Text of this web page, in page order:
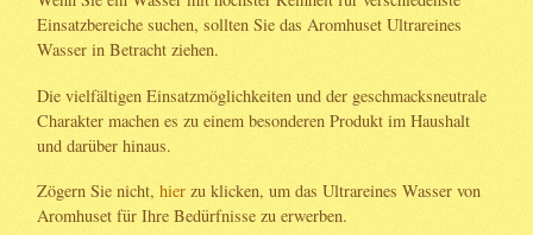
Einsatzbereiche suchen, sollten Sie das Aromhuset Ultrareines
Wasser in Betracht ziehen.
Die vielfältigen Einsatzmöglichkeiten und der geschmacksneutrale
Charakter machen es zu einem besonderen Produkt im Haushalt
und darüber hinaus.
Zögern Sie nicht,hier zu klicken, um das Ultrareines Wasser von
Aromhuset für Ihre Bedürfnisse zu erwerben.